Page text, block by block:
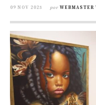
09 NOV 2025 por WEBMASTER